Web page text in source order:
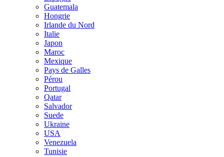
Guatemala
Hongrie
Irlande du Nord
Italie
Japon
Maroc
Mexique
Pays de Galles
Pérou
Portugal
Qatar
Salvador
Suede
Ukraine
USA
Venezuela
Tunisie